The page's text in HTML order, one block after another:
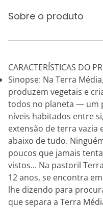
Sobre o produto
CARACTERÍSTICAS DO
Sinopse: Na Terra
produzem vegetais e
todos no planeta — um
níveis habitados entre
extensão de terra vazia
abaixo de tudo.
poucos que jamais
vistos... Na pastoril
12 anos, se encontra
lhe dizendo para
que separa a Terra